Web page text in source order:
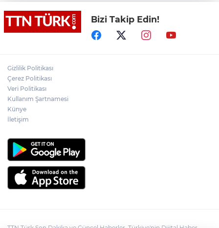
Denize girmeyin uyarısına aldırış
etmeyen 14 yaşındaki çocuk dalgalara
kapılarak kayboldu
Netanyahu, Hamas’ın
silahsızlandırılmasına yönelik 15
Bizi Takip Edin!
Gizlilik Politikası
Çerez Politikası
Veri Politikası
Kullanım Şartnamesi
Künye
İletişim